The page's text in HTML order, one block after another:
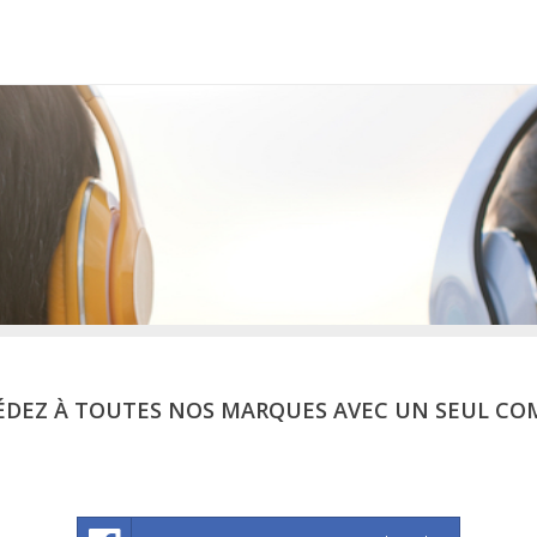
À TOUTES NOS MARQUES AVEC UN SEUL